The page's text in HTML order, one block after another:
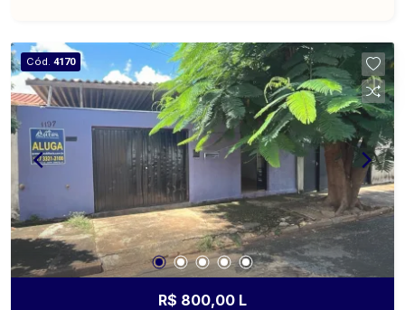
Cód. 4170
R$ 800,00 L